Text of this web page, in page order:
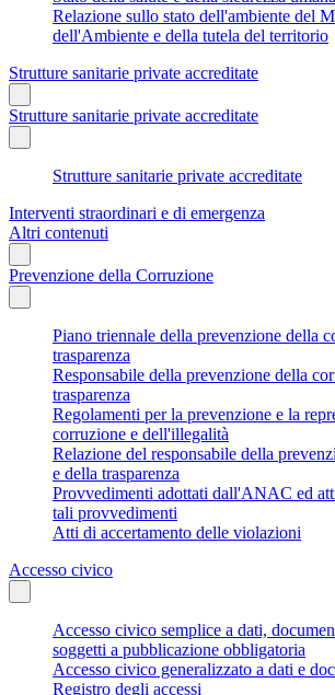
Relazione sullo stato dell'ambiente del
dell'Ambiente e della tutela del territorio
Strutture sanitarie private accreditate
Strutture sanitarie private accreditate
Strutture sanitarie private accreditate
Interventi straordinari e di emergenza
Altri contenuti
Prevenzione della Corruzione
Piano triennale della prevenzione della
trasparenza
Responsabile della prevenzione della
trasparenza
Regolamenti per la prevenzione e la
corruzione e dell'illegalità
Relazione del responsabile della
e della trasparenza
Provvedimenti adottati dall'ANAC ed
tali provvedimenti
Atti di accertamento delle violazioni
Accesso civico
Accesso civico semplice a dati,
soggetti a pubblicazione obbligatoria
Accesso civico generalizzato a dati e
Registro degli accessi